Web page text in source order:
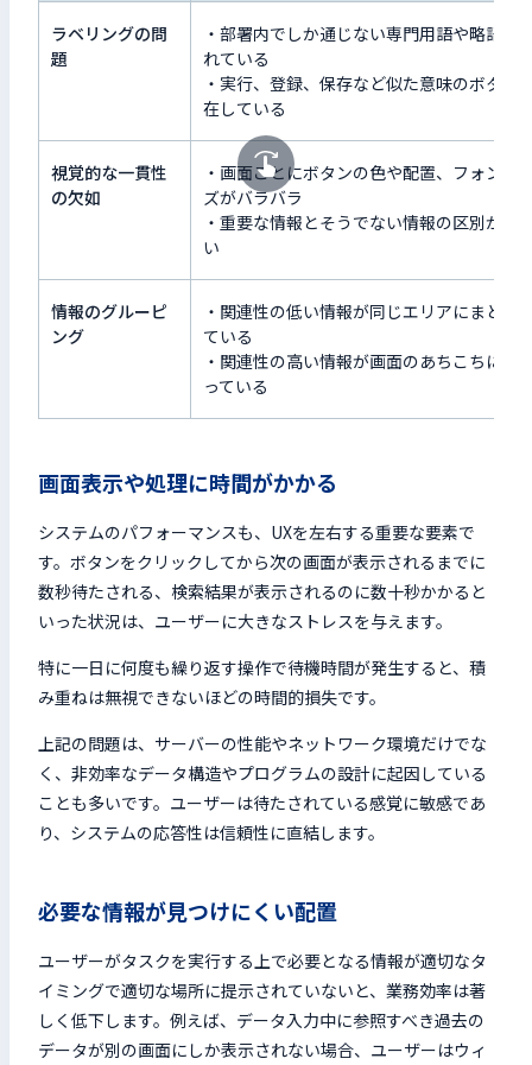
ラベリングの問
題
・部署内でしか通じない専門用語や略語が
れている
・実行、登録、保存など似た意味のボタン
在している
視覚的な一貫性
の欠如
・画面ごとにボタンの色や配置、フォント
ズがバラバラ
・重要な情報とそうでない情報の区別がつ
い
情報のグルーピ
ング
・関連性の低い情報が同じエリアにまとめ
ている
・関連性の高い情報が画面のあちこちに散
っている
画面表示や処理に時間がかかる
システムのパフォーマンスも、UXを左右する重要な要素で
す。ボタンをクリックしてから次の画面が表示されるまでに
数秒待たされる、検索結果が表示されるのに数十秒かかると
いった状況は、ユーザーに大きなストレスを与えます。
特に一日に何度も繰り返す操作で待機時間が発生すると、積
み重ねは無視できないほどの時間的損失です。
上記の問題は、サーバーの性能やネットワーク環境だけでな
く、非効率なデータ構造やプログラムの設計に起因している
ことも多いです。ユーザーは待たされている感覚に敏感であ
り、システムの応答性は信頼性に直結します。
必要な情報が見つけにくい配置
ユーザーがタスクを実行する上で必要となる情報が適切なタ
イミングで適切な場所に提示されていないと、業務効率は著
しく低下します。例えば、データ入力中に参照すべき過去の
データが別の画面にしか表示されない場合、ユーザーはウィ